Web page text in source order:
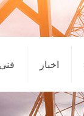
اخبار